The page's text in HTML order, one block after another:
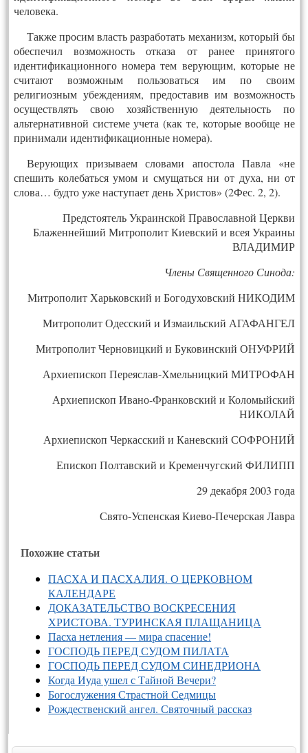
человека.
Также просим власть разработать механизм, который бы
обеспечил возможность отказа от ранее принятого
идентификационного номера тем верующим, которые не
считают возможным пользоваться им по своим
религиозным убеждениям, предоставив им возможность
осуществлять свою хозяйственную деятельность по
альтернативной системе учета (как те, которые вообще не
принимали идентификационные номера).
Верующих призываем словами апостола Павла «не
спешить колебаться умом и смущаться ни от духа, ни от
слова… будто уже наступает день Христов» (2Фес. 2, 2).
Предстоятель Украинской Православной Церкви
Блаженнейший Митрополит Киевский и всея Украины
ВЛАДИМИР
Члены Священного Синода:
Митрополит Харьковский и Богодуховский НИКОДИМ
Митрополит Одесский и Измаильский АГАФАНГЕЛ
Митрополит Черновицкий и Буковинский ОНУФРИЙ
Архиепископ Переяслав-Хмельницкий МИТРОФАН
Архиепископ Ивано-Франковский и Коломыйский
НИКОЛАЙ
Архиепископ Черкасский и Каневский СОФРОНИЙ
Епископ Полтавский и Кременчугский ФИЛИПП
29 декабря 2003 года
Свято-Успенская Киево-Печерская Лавра
Похожие статьи
ПАСХА И ПАСХАЛИЯ. О ЦЕРКОВНОМ
КАЛЕНДАРЕ
ДОКАЗАТЕЛЬСТВО ВОСКРЕСЕНИЯ
ХРИСТОВА. ТУРИНСКАЯ ПЛАЩАНИЦА
Пасха нетления — мира спасение!
ГОСПОДЬ ПЕРЕД СУДОМ ПИЛАТА
ГОСПОДЬ ПЕРЕД СУДОМ СИНЕДРИОНА
Когда Иуда ушел с Тайной Вечери?
Богослужения Страстной Седмицы
Рождественский ангел. Святочный рассказ